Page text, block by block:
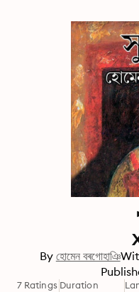
By হোমেন বৰগোহাঞি
7 Ratings Duration